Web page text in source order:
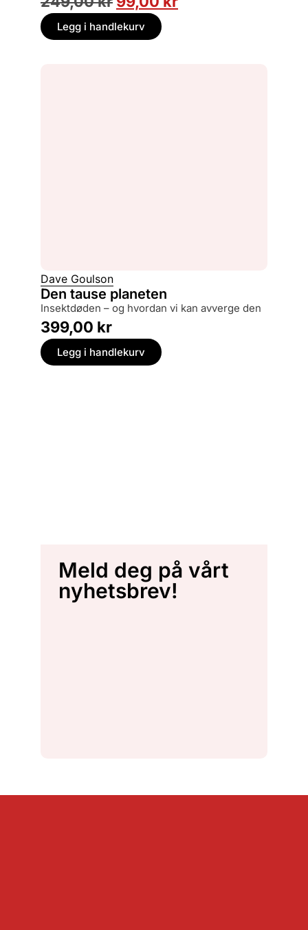
Legg i handlekurv
Dave Goulson
Den tause planeten
insektdøden – og hvordan vi kan avverge den
399,00 kr
Legg i handlekurv
Meld deg på vårt
nyhetsbrev!